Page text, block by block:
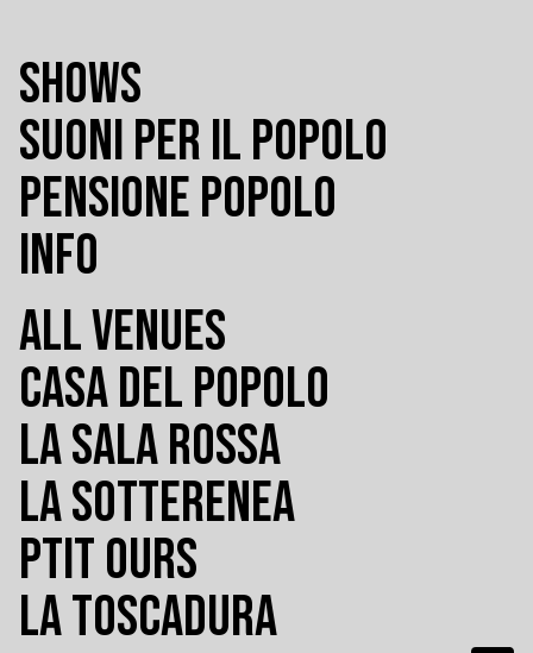
SHOWS
SUONI PER IL POPOLO
PENSIONE POPOLO
INFO
ALL VENUES
CASA DEL POPOLO
LA SALA ROSSA
LA SOTTERENEA
PTIT OURS
LA TOSCADURA